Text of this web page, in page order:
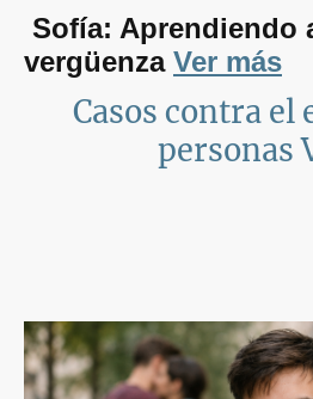
Sofía: Aprendiendo
vergüenza Ver más
Casos contra el
personas